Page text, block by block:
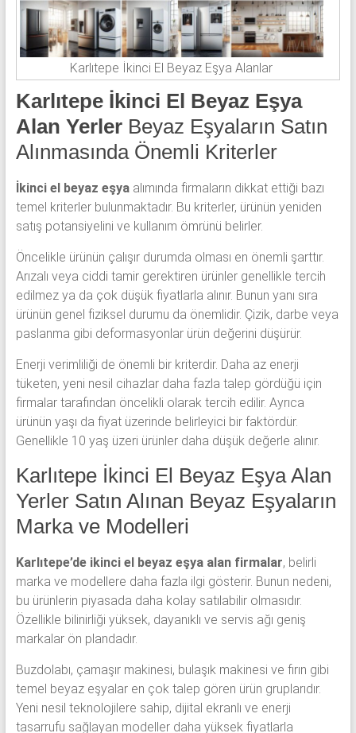
Karlıtepe İkinci El Beyaz Eşya Alanlar
Karlıtepe İkinci El Beyaz Eşya
Alan Yerler Beyaz Eşyaların Satın
Alınmasında Önemli Kriterler
İkinci el beyaz eşyaalımında firmaların dikkat ettiği bazı
temel kriterler bulunmaktadır. Bu kriterler, ürünün yeniden
satış potansiyelini ve kullanım ömrünü belirler.
Öncelikle ürünün çalışır durumda olması en önemli şarttır.
Arızalı veya ciddi tamir gerektiren ürünler genellikle tercih
edilmez ya da çok düşük fiyatlarla alınır. Bunun yanı sıra
ürünün genel fiziksel durumu da önemlidir. Çizik, darbe veya
paslanma gibi deformasyonlar ürün değerini düşürür.
Enerji verimliliği de önemli bir kriterdir. Daha az enerji
tüketen, yeni nesil cihazlar daha fazla talep gördüğü için
firmalar tarafından öncelikli olarak tercih edilir. Ayrıca
ürünün yaşı da fiyat üzerinde belirleyici bir faktördür.
Genellikle 10 yaş üzeri ürünler daha düşük değerle alınır.
Karlıtepe İkinci El Beyaz Eşya Alan
Yerler Satın Alınan Beyaz Eşyaların
Marka ve Modelleri
Karlıtepe’de ikinci el beyaz eşya alan firmalar, belirli
marka ve modellere daha fazla ilgi gösterir. Bunun nedeni,
bu ürünlerin piyasada daha kolay satılabilir olmasıdır.
Özellikle bilinirliği yüksek, dayanıklı ve servis ağı geniş
markalar ön plandadır.
Buzdolabı, çamaşır makinesi, bulaşık makinesi ve fırın gibi
temel beyaz eşyalar en çok talep gören ürün gruplarıdır.
Yeni nesil teknolojilere sahip, dijital ekranlı ve enerji
tasarrufu sağlayan modeller daha yüksek fiyatlarla